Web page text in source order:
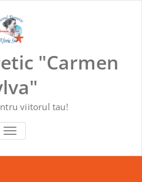
"Carmen
viitorul tau!
COMUTĂ NAVIGAREA